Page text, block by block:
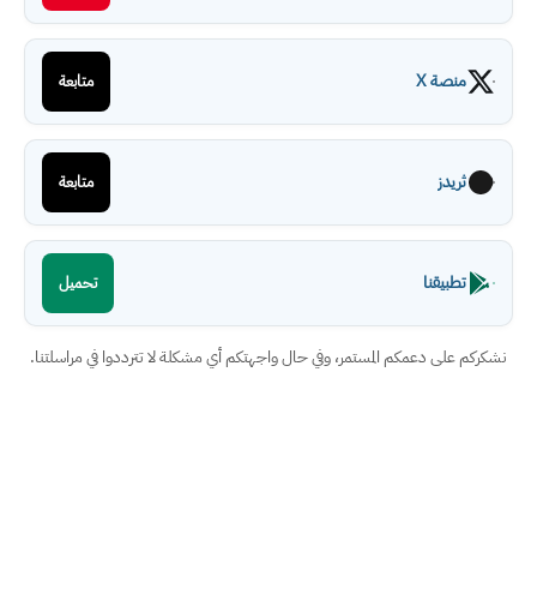
منصة X متابعة
ثريدز متابعة
تطبيقنا تحميل
نشكركم على دعمكم المستمر، وفي حال واجهتكم أي مشكلة لا تترددوا في مراسلتنا.